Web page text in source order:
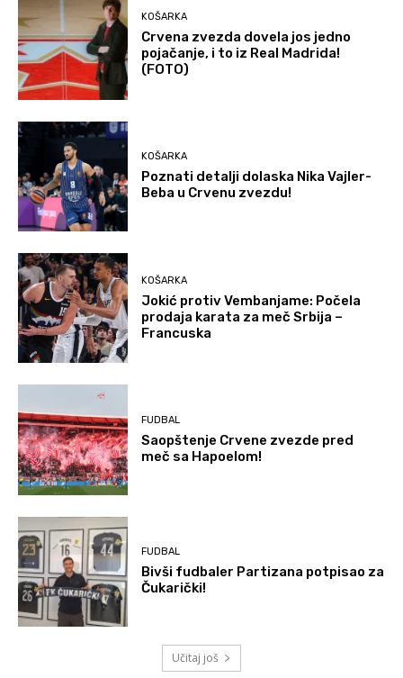
KOŠARKA
Crvena zvezda dovela jos jedno
pojačanje, i to iz Real Madrida!
(FOTO)
KOŠARKA
Poznati detalji dolaska Nika Vajler-
Beba u Crvenu zvezdu!
KOŠARKA
Jokić protiv Vembanjame: Počela
prodaja karata za meč Srbija –
Francuska
FUDBAL
Saopštenje Crvene zvezde pred
meč sa Hapoelom!
FUDBAL
Bivši fudbaler Partizana potpisao za
Čukarički!
Učitaj još